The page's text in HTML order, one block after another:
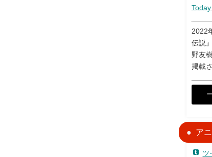
Today
2022
伝説
野友
掲載
ア
ツ